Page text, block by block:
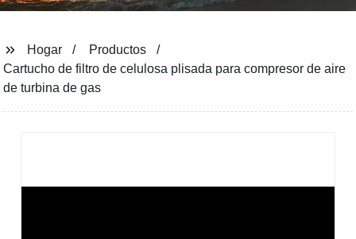
Hogar
Productos
Cartucho de filtro de celulosa plisada para compresor de aire
de turbina de gas